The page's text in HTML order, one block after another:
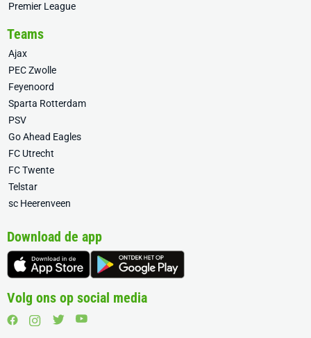
Premier League
Teams
Ajax
PEC Zwolle
Feyenoord
Sparta Rotterdam
PSV
Go Ahead Eagles
FC Utrecht
FC Twente
Telstar
sc Heerenveen
Download de app
Volg ons op social media